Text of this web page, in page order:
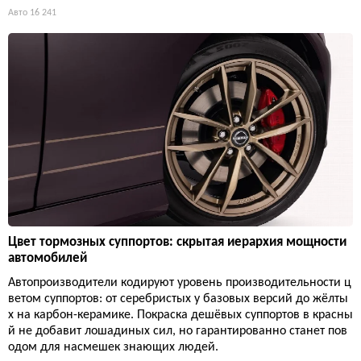
Авто 16 241
Цвет тормозных суппортов: скрытая иерархия мощности
автомобилей
Автопроизводители кодируют уровень производительности ц
ветом суппортов: от серебристых у базовых версий до жёлты
х на карбон-керамике. Покраска дешёвых суппортов в красны
й не добавит лошадиных сил, но гарантированно станет пов
одом для насмешек знающих людей.